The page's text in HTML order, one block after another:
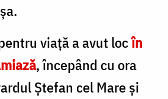
viață a avut locîn
, începând cu ora
Ștefan cel Mare și